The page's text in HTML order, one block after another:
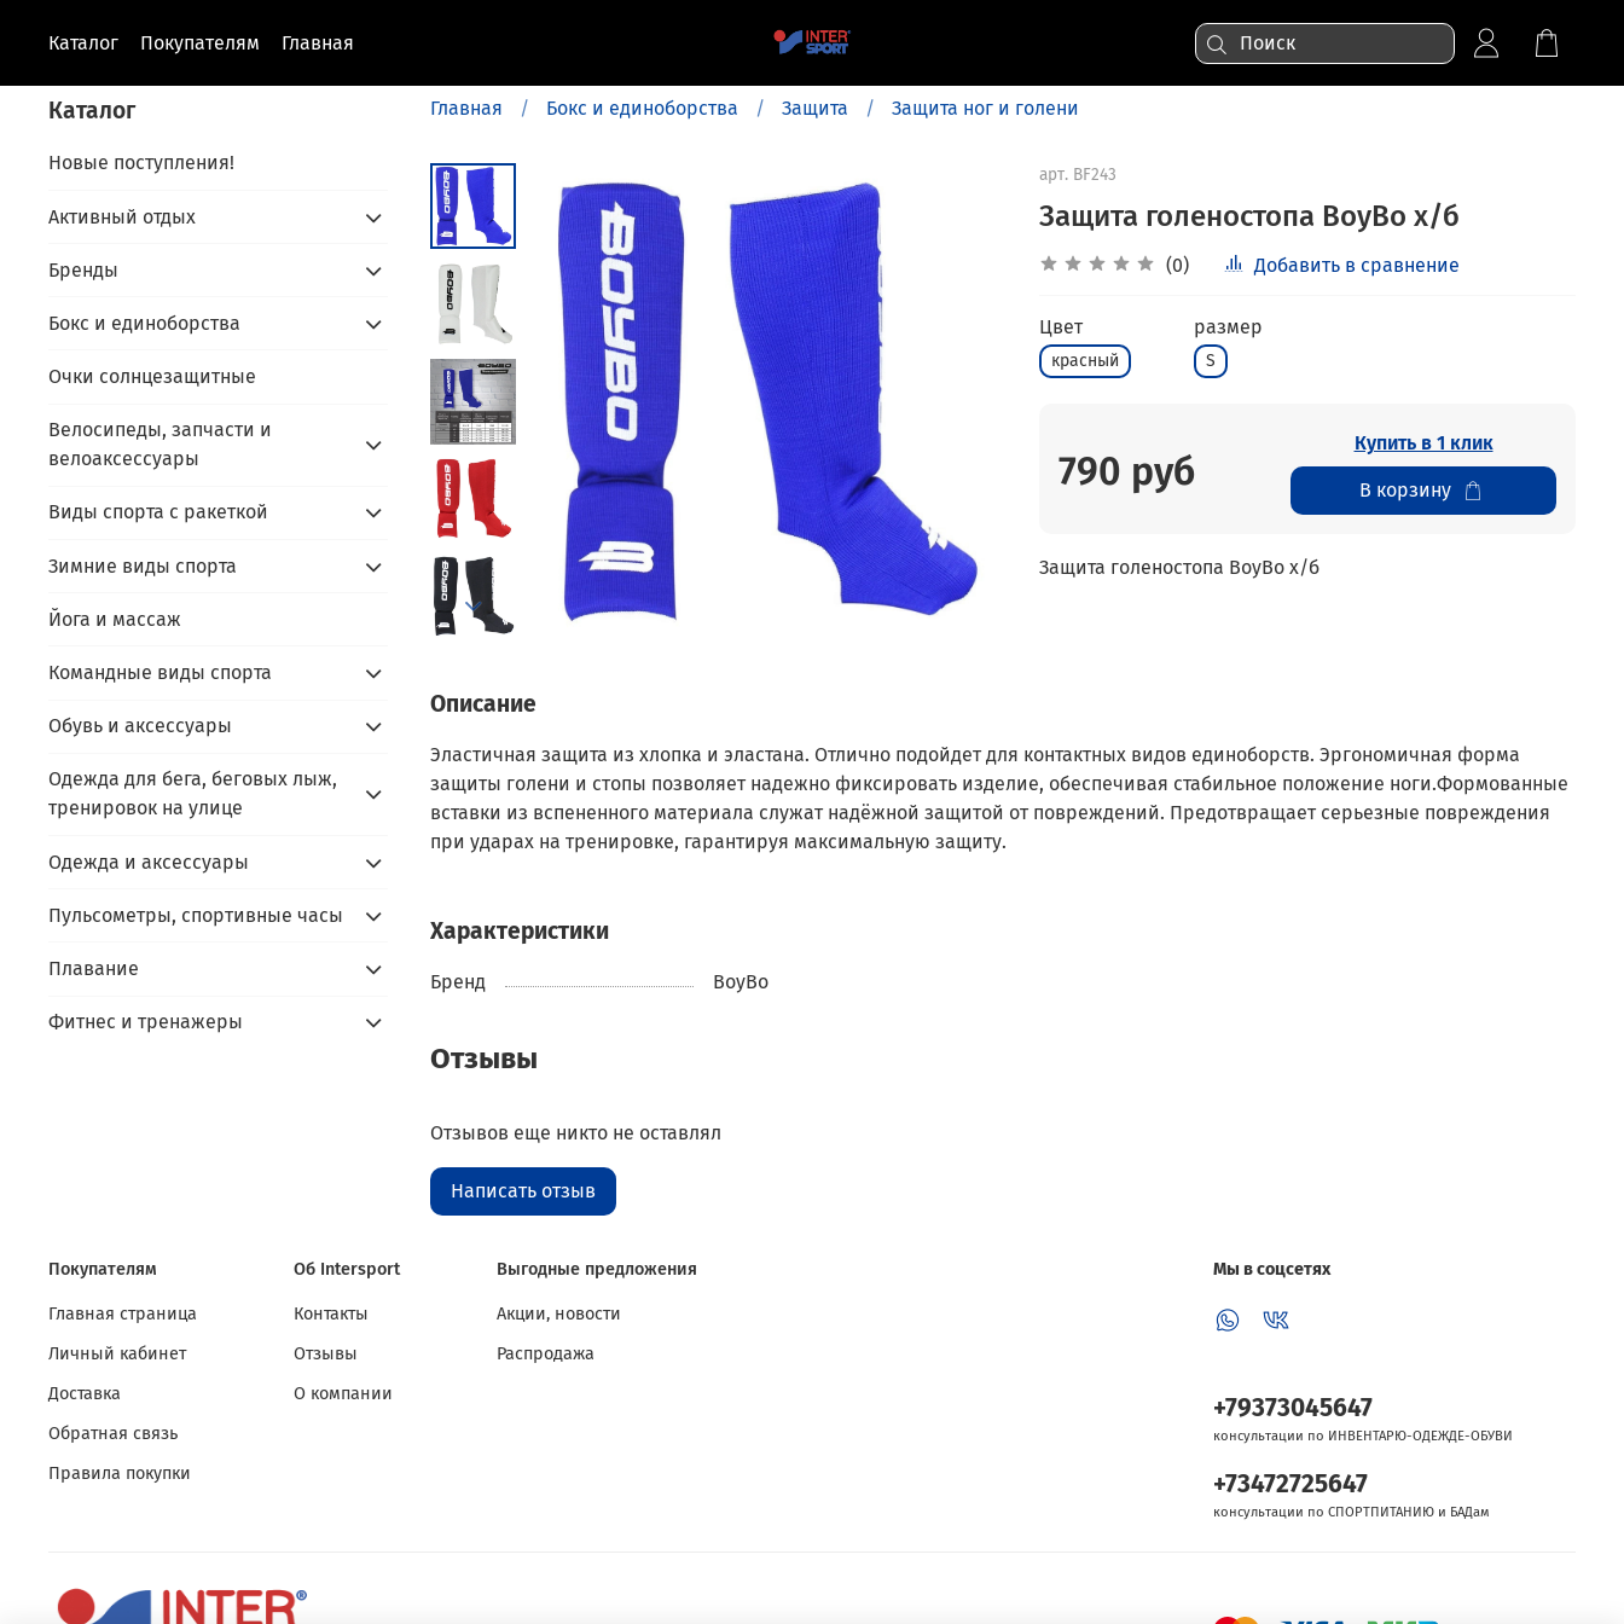
Каталог Покупателям Главная
Главная Бокс и единоборства Защита Защита ног и голени
арт. BF243
Защита голеностопа BoyBo х/б
(0) Добавить в сравнение
Цвет
красный
размер
S
790 руб
Купить в 1 клик
В корзину
Защита голеностопа BoyBo х/б
Описание
Эластичная защита из хлопка и эластана. Отлично подойдет для контактных видов единоборств. Эргономичная форма
защиты голени и стопы позволяет надежно фиксировать изделие, обеспечивая стабильное положение ноги.Формованные
вставки из вспененного материала служат надёжной защитой от повреждений. Предотвращает серьезные повреждения
при ударах на тренировке, гарантируя максимальную защиту.
Характеристики
Бренд BoyBo
Отзывы
Отзывов еще никто не оставлял
Написать отзыв
Каталог
Новые поступления!
Активный отдых
Бренды
Бокс и единоборства
Очки солнцезащитные
Велосипеды, запчасти и
велоаксессуары
Виды спорта с ракеткой
Зимние виды спорта
Йога и массаж
Командные виды спорта
Обувь и аксессуары
Одежда для бега, беговых лыж,
тренировок на улице
Одежда и аксессуары
Пульсометры, спортивные часы
Плавание
Фитнес и тренажеры
Покупателям
Главная страница
Личный кабинет
Доставка
Обратная связь
Правила покупки
Об Intersport
Контакты
Отзывы
О компании
Выгодные предложения
Акции, новости
Распродажа
Мы в соцсетях
+79373045647
консультации по ИНВЕНТАРЮ-ОДЕЖДЕ-ОБУВИ
+73472725647
консультации по СПОРТПИТАНИЮ и БАДам